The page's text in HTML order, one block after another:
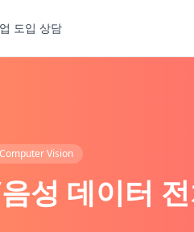
도입 상담
Computer Vision
성 데이터